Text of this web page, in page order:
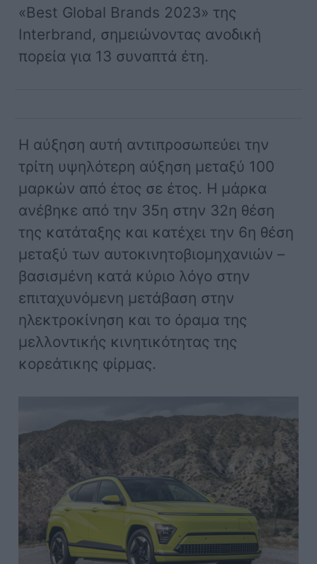
«Best Global Brands 2023» της
Interbrand, σημειώνοντας ανοδική
πορεία για 13 συναπτά έτη.
Η αύξηση αυτή αντιπροσωπεύει την
τρίτη υψηλότερη αύξηση μεταξύ 100
μαρκών από έτος σε έτος. Η μάρκα
ανέβηκε από την 35η στην 32η θέση
της κατάταξης και κατέχει την 6η θέση
μεταξύ των αυτοκινητοβιομηχανιών –
βασισμένη κατά κύριο λόγο στην
επιταχυνόμενη μετάβαση στην
ηλεκτροκίνηση και το όραμα της
μελλοντικής κινητικότητας της
κορεάτικης φίρμας.